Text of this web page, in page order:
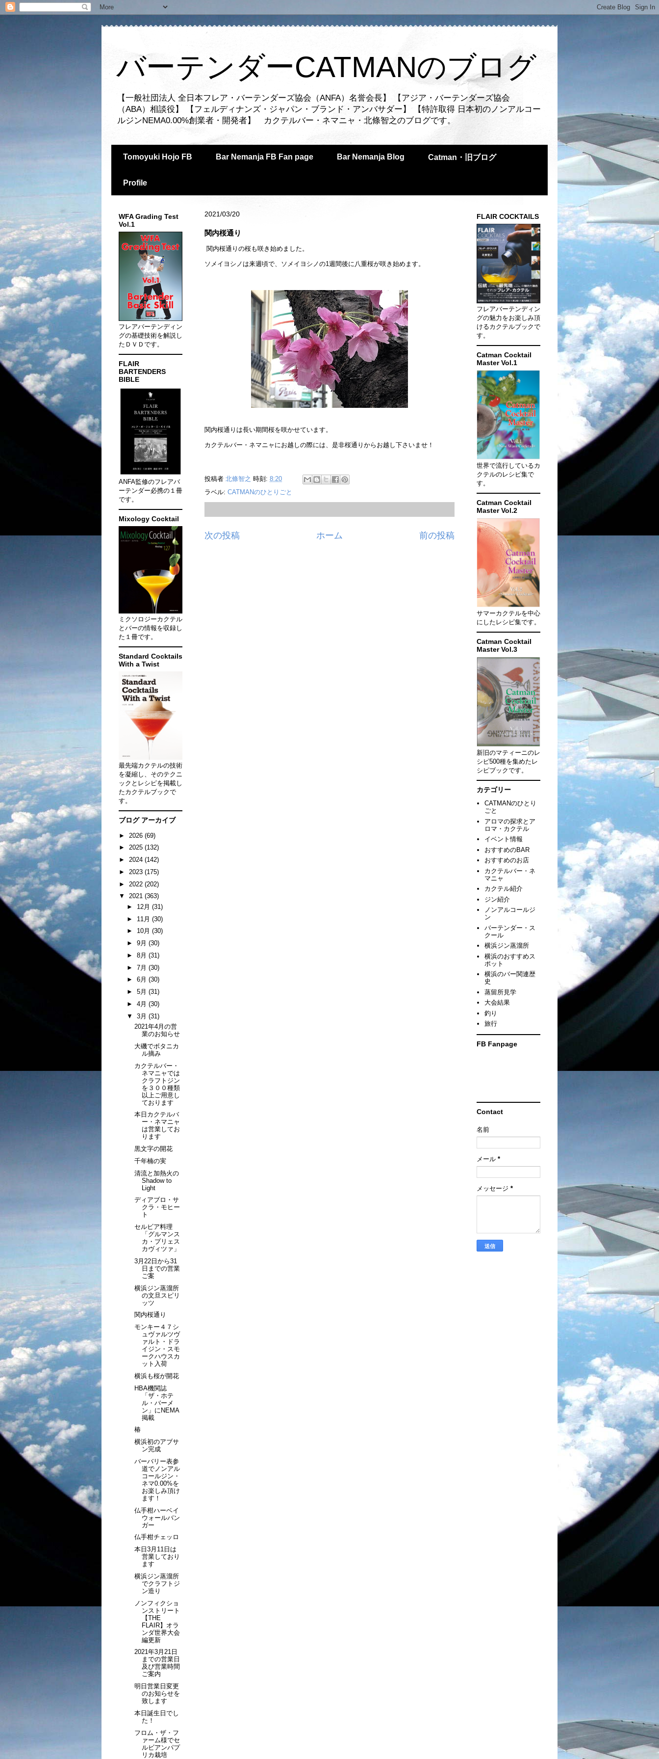
バーテンダーCATMANのブログ
【一般社団法人 全日本フレア・バーテンダーズ協会（ANFA）名誉会長】 【アジア・バーテンダーズ協会
（ABA）相談役】 【フェルディナンズ・ジャパン・ブランド・アンバサダー】 【特許取得 日本初のノンアルコー
ルジンNEMA0.00%創業者・開発者】 カクテルバー・ネマニャ・北條智之のブログです。
Tomoyuki Hojo FB Bar Nemanja FB Fan page Bar Nemanja Blog Catman・旧ブログ
Profile
2021/03/20
関内桜通り
関内桜通りの桜も咲き始めました。
ソメイヨシノは来週頃で、ソメイヨシノの1週間後に八重桜が咲き始めます。
関内桜通りは長い期間桜を咲かせています。
カクテルバー・ネマニャにお越しの際には、是非桜通りからお越し下さいませ！
投稿者 北條智之 時刻: 8:20
ラベル: CATMANのひとりごと
次の投稿 前の投稿
ホーム
WFA Grading Test
Vol.1
フレアバーテンディン
グの基礎技術を解説し
たＤＶＤです。
FLAIR
BARTENDERS
BIBLE
ANFA監修のフレアバ
ーテンダー必携の１冊
です。
Mixology Cocktail
ミクソロジーカクテル
とバーの情報を収録し
た１冊です。
Standard Cocktails
With a Twist
最先端カクテルの技術
を凝縮し、そのテクニ
ックとレシピを掲載し
たカクテルブックで
す。
ブログ アーカイブ
► 2026 (69)
► 2025 (132)
► 2024 (142)
► 2023 (175)
► 2022 (202)
▼ 2021 (363)
► 12月 (31)
► 11月 (30)
► 10月 (30)
► 9月 (30)
► 8月 (31)
► 7月 (30)
► 6月 (30)
► 5月 (31)
► 4月 (30)
▼ 3月 (31)
2021年4月の営
業のお知らせ
大磯でボタニカ
ル摘み
カクテルバー・
ネマニャでは
クラフトジン
を３００種類
以上ご用意し
ております
本日カクテルバ
ー・ネマニャ
は営業してお
ります
黒文字の開花
千年楠の実
清流と加熱火の
Shadow to
Light
ディアブロ・サ
クラ・モヒー
ト
セルビア料理
「グルマンス
カ・プリェス
カヴィツァ」
3月22日から31
日までの営業
ご案
横浜ジン蒸溜所
の文旦スピリ
ッツ
関内桜通り
モンキー４７シ
ュヴァルツヴ
ァルト・ドラ
イジン・スモ
ークハウスカ
ット入荷
横浜も桜が開花
HBA機関誌
「ザ・ホテ
ル・バーメ
ン」にNEMA
掲載
椿
横浜初のアブサ
ン完成
バーバリー表参
道でノンアル
コールジン・
ネマ0.00%を
お楽しみ頂け
ます！
仏手柑ハーベイ
ウォールバン
ガー
仏手柑チェッロ
本日3月11日は
営業しており
ます
横浜ジン蒸溜所
でクラフトジ
ン造り
ノンフィクショ
ンストリート
【THE
FLAIR】オラ
ンダ世界大会
編更新
2021年3月21日
までの営業日
及び営業時間
ご案内
明日営業日変更
のお知らせを
致します
本日誕生日でし
た！
フロム・ザ・フ
ァーム様でセ
ルビアンパプ
リカ栽培
FLAIR COCKTAILS
フレアバーテンディン
グの魅力をお楽しみ頂
けるカクテルブックで
す。
Catman Cocktail
Master Vol.1
世界で流行しているカ
クテルのレシピ集で
す。
Catman Cocktail
Master Vol.2
サマーカクテルを中心
にしたレシピ集です。
Catman Cocktail
Master Vol.3
新旧のマティーニのレ
シピ500種を集めたレ
シピブックです。
カテゴリー
CATMANのひとり
ごと
アロマの探求とア
ロマ・カクテル
イベント情報
おすすめのBAR
おすすめのお店
カクテルバー・ネ
マニャ
カクテル紹介
ジン紹介
ノンアルコールジ
ン
バーテンダー・ス
クール
横浜ジン蒸溜所
横浜のおすすめス
ポット
横浜のバー関連歴
史
蒸留所見学
大会結果
釣り
旅行
FB Fanpage
Contact
名前
メール *
メッセージ *